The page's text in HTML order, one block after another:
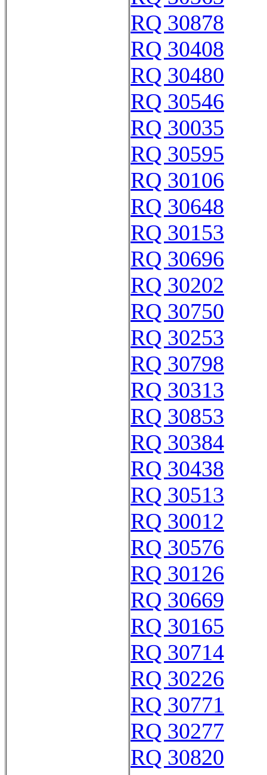
RQ 30878
RQ 30408
RQ 30480
RQ 30546
RQ 30035
RQ 30595
RQ 30106
RQ 30648
RQ 30153
RQ 30696
RQ 30202
RQ 30750
RQ 30253
RQ 30798
RQ 30313
RQ 30853
RQ 30384
RQ 30438
RQ 30513
RQ 30012
RQ 30576
RQ 30126
RQ 30669
RQ 30165
RQ 30714
RQ 30226
RQ 30771
RQ 30277
RQ 30820